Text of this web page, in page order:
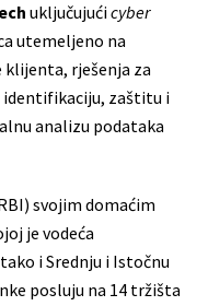
uključujućicyber
utemeljeno na
rješenja za
zaštitu i
analizu podataka
svojim domaćim
je vodeća
i Srednju i Istočnu
posluju na 14 tržišta